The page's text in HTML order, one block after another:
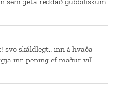
svo skáldlegt.. inn á hvaða
inn pening ef maður vill